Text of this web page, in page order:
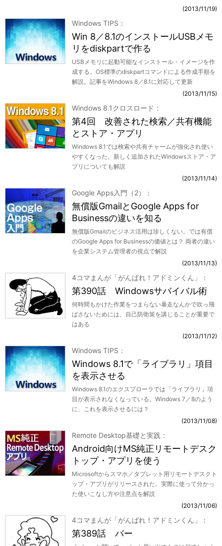
2013/11/19
Windows TIPS
Win 8／8.1のインストールUSBメモ
リをdiskpartで作る
USBメモリに起動可能なインストール・イメージを作
成する。OS標準のdiskpartコマンドによる作成手順を
解説。記事をWindows 8／8.1に対応して更新
2013/11/15
Windows 8.1クロスロード
第4回 改善された検索／共有機能
とストア・アプリ
Windows 8.1では検索や共有チャームが強化され使い
やすくなった。新しく追加されたWindowsストア・ア
プリについても解説
2013/11/14
Google Apps入門（2）
無償版GmailとGoogle Apps for
Businessの違いを知る
無償版Gmailのビジネス活用は珍しくない。では有償
のGoogle Apps for Businessの価値とは？ 両者の違い
を企業システム管理者の視点で解説
2013/11/13
4コマまんが「がんばれ！アドミンくん」
第390話 Windowsサバイバル術
何時間もかけた作業をつまらない暴走なんかで吹っ飛
ばさないためには、自己防衛策を講じることが重要で
はある
2013/11/12
Windows TIPS
Windows 8.1で「ライブラリ」項目
を表示させる
Windows 8.1のエクスプローラでは「ライブラリ」項
目が表示されなくなっている。Windows 7／8のよう
に、これを表示させるには？
2013/11/08
Remote Desktop基礎と実践
Android向けMS純正リモートデスク
トップ・アプリを使う
Microsoftからスマホ／タブレット用リモートデスクト
ップ・アプリがリリースされた。実際に使って分かっ
た使いこなし方や注意点を解説
2013/11/06
4コマまんが「がんばれ！アドミンくん」
第389話 バー